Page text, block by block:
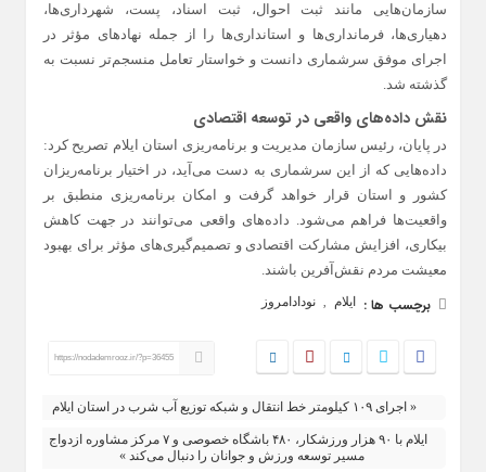
سازمان‌هایی مانند ثبت احوال، ثبت اسناد، پست، شهرداری‌ها،
دهیاری‌ها، فرمانداری‌ها و استانداری‌ها را از جمله نهادهای مؤثر در
اجرای موفق سرشماری دانست و خواستار تعامل منسجم‌تر نسبت به
گذشته شد.
نقش داده‌های واقعی در توسعه اقتصادی
در پایان، رئیس سازمان مدیریت و برنامه‌ریزی استان ایلام تصریح کرد:
داده‌هایی که از این سرشماری به دست می‌آید، در اختیار برنامه‌ریزان
کشور و استان قرار خواهد گرفت و امکان برنامه‌ریزی منطبق بر
واقعیت‌ها فراهم می‌شود. داده‌های واقعی می‌توانند در جهت کاهش
بیکاری، افزایش مشارکت اقتصادی و تصمیم‌گیری‌های مؤثر برای بهبود
معیشت مردم نقش‌آفرین باشند.
برچسب ها : ایلام , نودادامروز
https://nodademrooz.ir/?p=36455
« اجرای ۱۰۹ کیلومتر خط انتقال و شبکه توزیع آب شرب در استان ایلام
ایلام با ۹۰ هزار ورزشکار، ۴۸۰ باشگاه خصوصی و ۷ مرکز مشاوره ازدواج
مسیر توسعه ورزش و جوانان را دنبال می‌کند »